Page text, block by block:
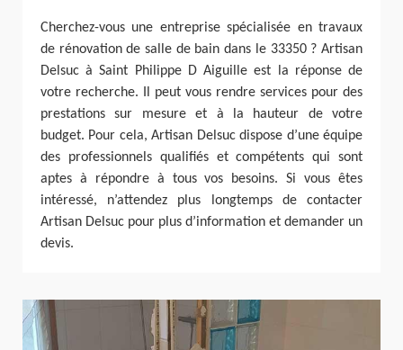
Cherchez-vous une entreprise spécialisée en travaux
de rénovation de salle de bain dans le 33350 ? Artisan
Delsuc à Saint Philippe D Aiguille est la réponse de
votre recherche. Il peut vous rendre services pour des
prestations sur mesure et à la hauteur de votre
budget. Pour cela, Artisan Delsuc dispose d’une équipe
des professionnels qualifiés et compétents qui sont
aptes à répondre à tous vos besoins. Si vous êtes
intéressé, n’attendez plus longtemps de contacter
Artisan Delsuc pour plus d’information et demander un
devis.